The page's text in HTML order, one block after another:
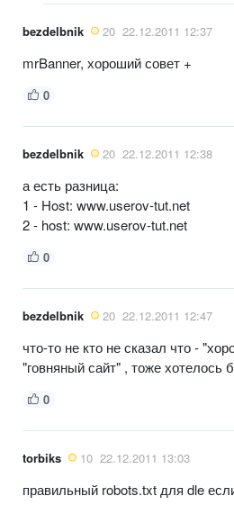
bezdelbnik 20 22.12.2011 12:37
mrBanner, хороший совет +
0
bezdelbnik 20 22.12.2011 12:38
а есть разница:
1 - Host: www.userov-tut.net
2 - host: www.userov-tut.net
0
bezdelbnik 20 22.12.2011 12:47
что-то не кто не сказал что -
"говняный сайт" , тоже
0
torbiks 10 22.12.2011 13:03
правильный robots.txt для dle